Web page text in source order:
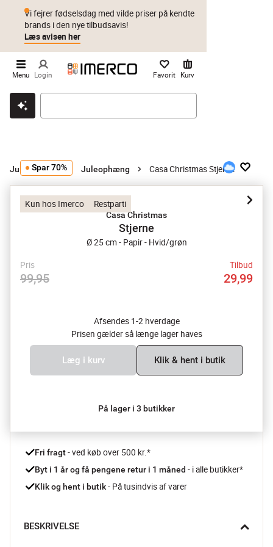
Klik & hent Byt i 1 år Prismatch
Vi fejrer fødselsdag med vilde priser på kendte
brands i den nye tilbudsavis!
Læs avisen her
Menu Login Favorit Kurv
Juletræspynt Juleophæng Casa Christmas Stjerne
Kun hos Imerco Restparti
Spar 70%
Casa Christmas
Stjerne
Ø 25 cm - Papir - Hvid/grøn
Pris
99,95
Tilbud
29,99
Afsendes 1-2 hverdage
Prisen gælder så længe lager haves
Læg i kurv Klik & hent i butik
På lager i 3 butikker
Fri fragt - ved køb over 500 kr.*
Byt i 1 år og få pengene retur i 1 måned - i alle butikker*
Klik og hent i butik - På tusindvis af varer
BESKRIVELSE